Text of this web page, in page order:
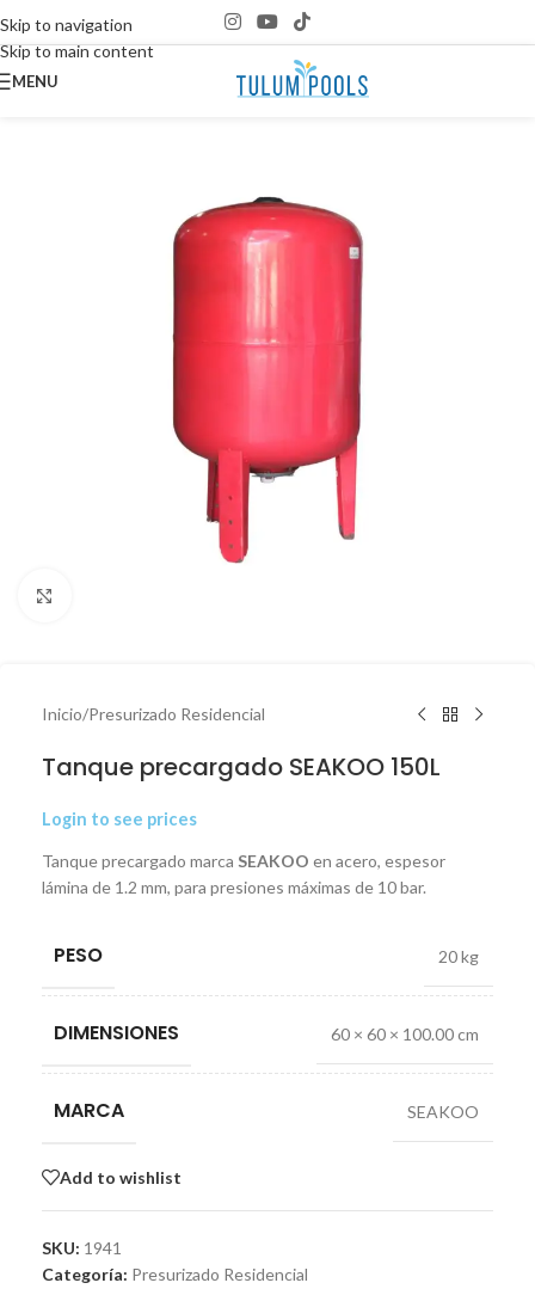
Skip to navigation
Skip to main content
MENU
Inicio/Presurizado Residencial
Tanque precargado SEAKOO 150L
Login to see prices
Tanque precargado marca SEAKOO en acero, espesor
lámina de 1.2 mm, para presiones máximas de 10 bar.
PESO 20 kg
DIMENSIONES 60 × 60 × 100.00 cm
MARCA SEAKOO
Add to wishlist
SKU: 1941
Categoría: Presurizado Residencial